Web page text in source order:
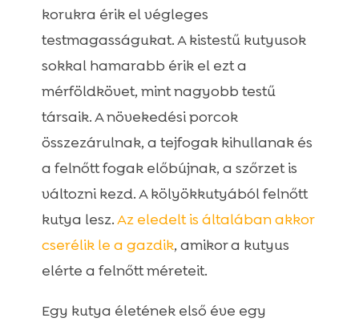
korukra érik el végleges
testmagasságukat. A kistestű kutyusok
sokkal hamarabb érik el ezt a
mérföldkövet, mint nagyobb testű
társaik. A növekedési porcok
összezárulnak, a tejfogak kihullanak és
a felnőtt fogak előbújnak, a szőrzet is
változni kezd. A kölyökkutyából felnőtt
kutya lesz.Az eledelt is általában akkor
cserélik le a gazdik, amikor a kutyus
elérte a felnőtt méreteit.
Egy kutya életének első éve egy